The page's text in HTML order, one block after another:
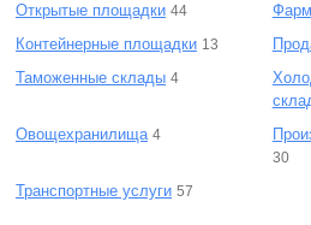
Открытые площадки 44
Контейнерные площадки 13
Таможенные склады 4
Овощехранилища 4
30
Транспортные услуги 57